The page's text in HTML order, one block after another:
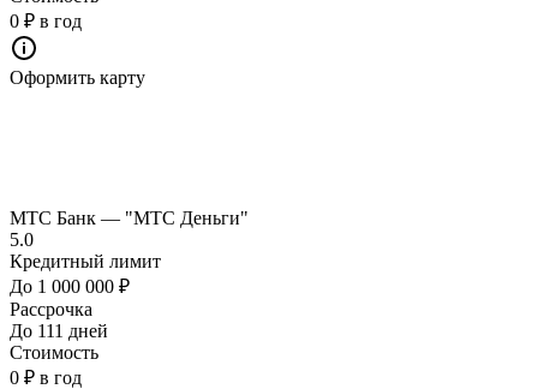
0 ₽ в год
Оформить карту
МТС Банк — "МТС Деньги"
5.0
Кредитный лимит
До 1 000 000 ₽
Рассрочка
До 111 дней
Стоимость
0 ₽ в год